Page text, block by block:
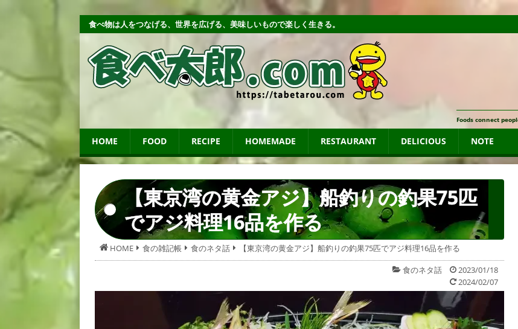
食べ物は人をつなげる、世界を広げる、美味しいもので楽しく生きる。
Foods connect
HOME FOOD RECIPE HOMEMADE RESTAURANT DELICIOUS NOTE
【東京湾の黄金アジ】船釣りの釣果75匹
でアジ料理16品を作る
HOME 食の雑記帳 食のネタ話
【東京湾の黄金アジ】船釣りの釣果75匹でアジ料理16品を作る
食のネタ話
2023/01/18
2024/02/07